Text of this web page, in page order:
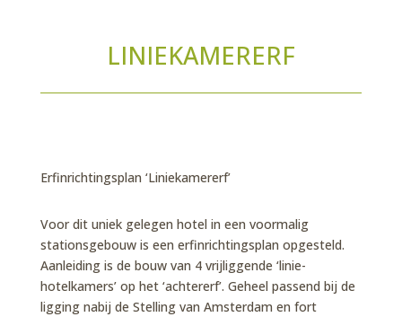
LINIEKAMERERF
Erfinrichtingsplan ‘Liniekamererf’
Voor dit uniek gelegen hotel in een voormalig
stationsgebouw is een erfinrichtingsplan opgesteld.
Aanleiding is de bouw van 4 vrijliggende ‘linie-
hotelkamers’ op het ‘achtererf’. Geheel passend bij de
ligging nabij de Stelling van Amsterdam en fort